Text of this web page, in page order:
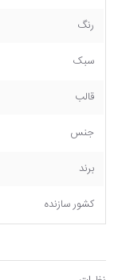
رنگ
سبک
قالب
جنس
برند
کشور سازنده